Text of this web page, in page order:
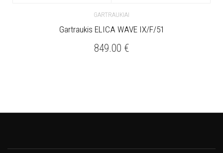
GARTRAUKIAI
Gartraukis ELICA WAVE IX/F/51
849.00 €